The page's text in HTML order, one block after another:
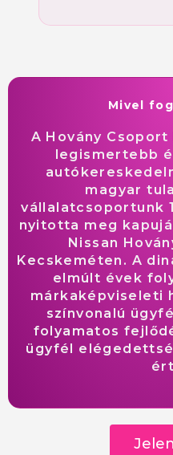
Mivel
A Hovány
legismertebb
magyar
vállalatcsoportunk
nyitotta meg
Nissan
Kecskeméten. A
elmúlt évek
márkaképviseleti
színvonalú
folyamatos
ügyfél